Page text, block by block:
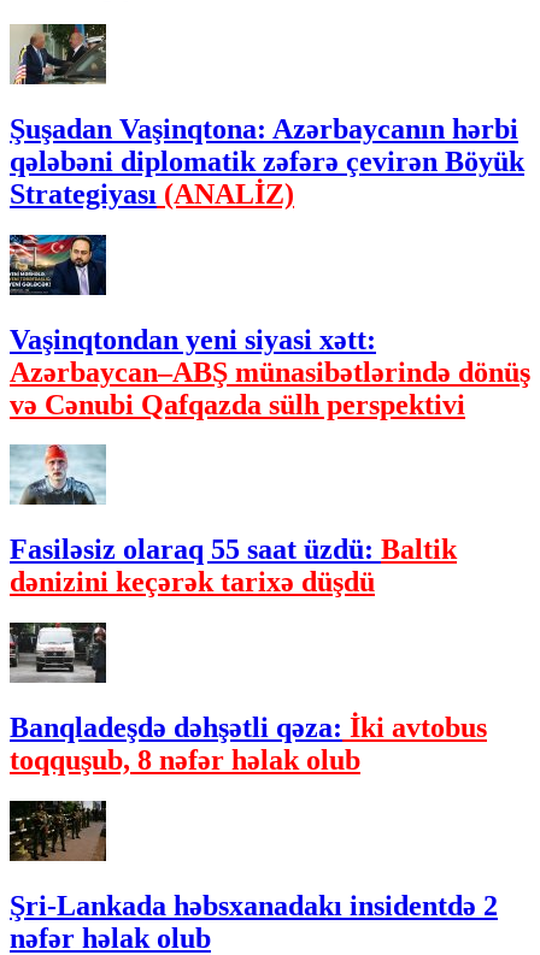
Şuşadan Vaşinqtona: Azərbaycanın hərbi
qələbəni diplomatik zəfərə çevirən Böyük
Strategiyası (ANALİZ)
Vaşinqtondan yeni siyasi xətt:
Azərbaycan–ABŞ münasibətlərində dönüş
və Cənubi Qafqazda sülh perspektivi
Fasiləsiz olaraq 55 saat üzdü: Baltik
dənizini keçərək tarixə düşdü
Banqladeşdə dəhşətli qəza: İki avtobus
toqquşub, 8 nəfər həlak olub
Şri-Lankada həbsxanadakı insidentdə 2
nəfər həlak olub